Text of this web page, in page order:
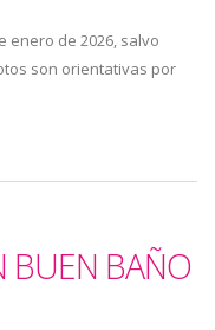
enero de 2026, salvo
son orientativas por
BUEN BAÑO